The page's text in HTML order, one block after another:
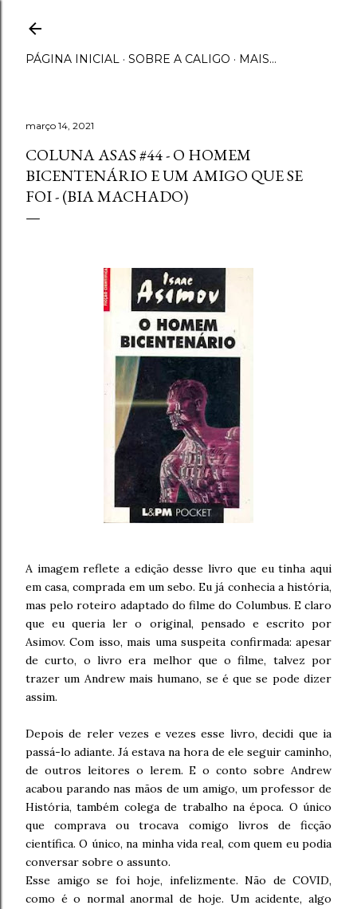
PÁGINA INICIAL SOBRE A CALIGO MAIS…
março 14, 2021
COLUNA ASAS #44 - O HOMEM
BICENTENÁRIO E UM AMIGO QUE SE
FOI - (BIA MACHADO)
A imagem reflete a edição desse livro que eu tinha aqui
em casa, comprada em um sebo. Eu já conhecia a história,
mas pelo roteiro adaptado do filme do Columbus. E claro
que eu queria ler o original, pensado e escrito por
Asimov. Com isso, mais uma suspeita confirmada: apesar
de curto, o livro era melhor que o filme, talvez por
trazer um Andrew mais humano, se é que se pode dizer
assim.
Depois de reler vezes e vezes esse livro, decidi que ia
passá-lo adiante. Já estava na hora de ele seguir caminho,
de outros leitores o lerem. E o conto sobre Andrew
acabou parando nas mãos de um amigo, um professor de
História, também colega de trabalho na época. O único
que comprava ou trocava comigo livros de ficção
científica. O único, na minha vida real, com quem eu podia
conversar sobre o assunto.
Esse amigo se foi hoje, infelizmente. Não de COVID,
como é o normal anormal de hoje. Um acidente, algo